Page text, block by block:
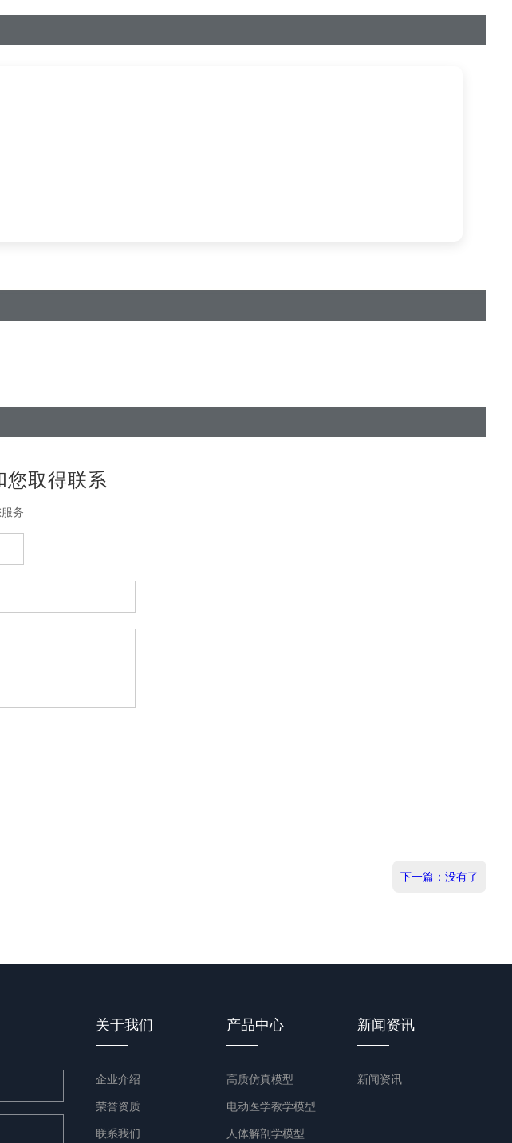
您取得联系
务
下一篇：没有了
关于我们
企业介绍
荣誉资质
联系我们
产品中心
高质仿真模型
电动医学教学模型
人体解剖学模型
新闻资讯
新闻资讯